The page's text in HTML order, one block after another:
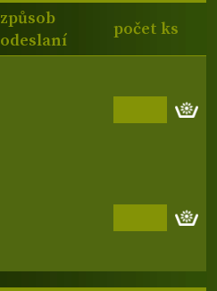
způsob
odeslaní
počet ks